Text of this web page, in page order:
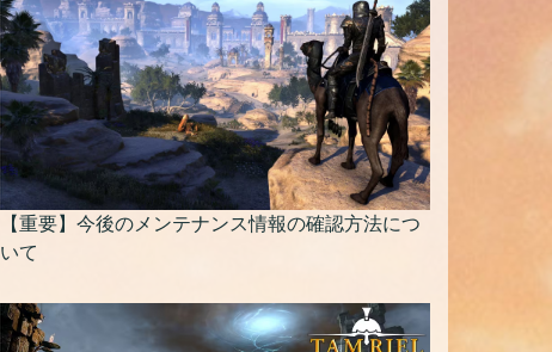
【重要】今後のメンテナンス情報の確認方法につ
いて